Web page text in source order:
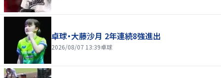
卓球・大藤沙月 2年連続8強進出
2026/08/07 13:39卓球